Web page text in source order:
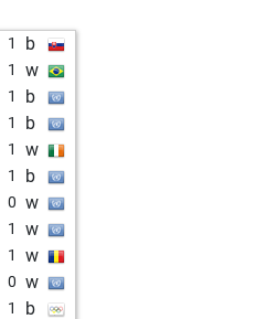
1 b
1 w
1 b
1 b
1 w
1 b
0 w
1 w
1 w
0 w
1 b